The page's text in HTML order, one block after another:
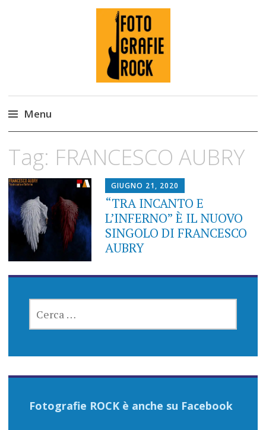
Fotografie ROCK
Menu
content
Tag: FRANCESCO AUBRY
GIUGNO 21, 2020
“TRA INCANTO E
L’INFERNO” È IL NUOVO
SINGOLO DI FRANCESCO
AUBRY
PER:
Fotografie ROCK è anche su Facebook